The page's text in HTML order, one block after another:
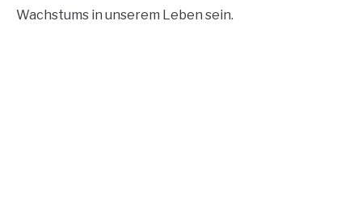
Wachstums in unserem Leben sein.